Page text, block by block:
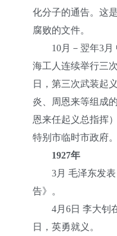
化分子的通告。这
腐败的文件。
10月－翌年3月
海工人连续举行三
日，第三次武装起
炎、周恩来等组成
恩来任起义总指挥
特别市临时市政府。
1927年
3月 毛泽东发表
告》。
4月6日 李大钊在
日，英勇就义。